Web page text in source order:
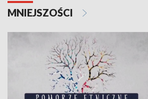
MNIEJSZOŚCI